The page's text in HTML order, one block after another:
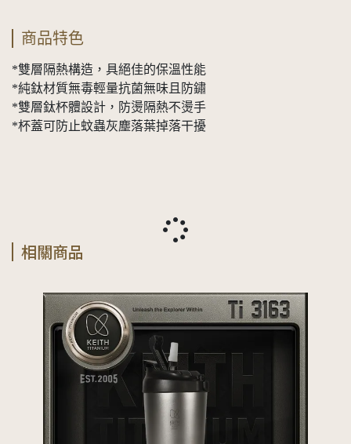
商品特色
*雙層隔熱構造，具絕佳的保溫性能
*純鈦材質無毒輕量抗菌無味且防鏽
*雙層鈦杯體設計，防燙隔熱不燙手
*杯蓋可防止蚊蟲灰塵落葉掉落干擾
相關商品